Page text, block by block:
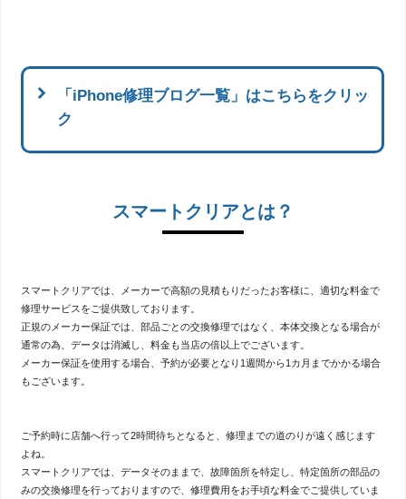
「iPhone修理ブログ一覧」はこちらをクリッ
ク
iPhone14のバッテリー交換承りまし
た！
です！バッテリーはあくまでも消耗品です。交
換の目安は２年前後、最大容量80％を切ったらという目安はあります
が使用状況や環境などによってもバッテリーの劣化は大きく変わりま
す […]
今回ご紹介するのはiPhone11のバッテリー交換
換の目安は２年前後、最大容量80％を切ったらという目安はあります
が使用状況や環境などによってもバッテリーの劣化は大きく変わりま
スマートクリアとは？
スマートクリアでは、メーカーで高額の見積もりだったお客様に、適切な料金で
修理サービスをご提供致しております。
正規のメーカー保証では、部品ごとの交換修理ではなく、本体交換となる場合が
通常の為、データは消滅し、料金も当店の倍以上でございます。
メーカー保証を使用する場合、予約が必要となり1週間から1カ月までかかる場合
もございます。
ご予約時に店舗へ行って2時間待ちとなると、修理までの道のりが遠く感じます
よね。
スマートクリアでは、データそのままで、故障箇所を特定し、特定箇所の部品の
みの交換修理を行っておりますので、修理費用をお手頃な料金でご提供していま